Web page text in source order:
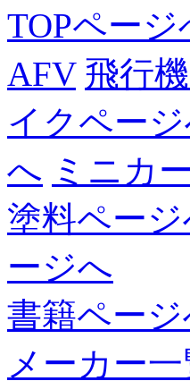
TOPページ
AFV 飛行
イクペー
へ ミニカ
塗料ペー
ージへ
書籍ペー
メーカー